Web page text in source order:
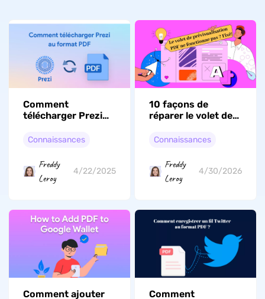
Comment
télécharger Prezi
guide étape par
Connaissances
Freddy
Leroy
4/22/2025
10 façons de
réparer le volet de
PDF dans
fichiers (Windows
10/11)
Connaissances
Freddy
Leroy
4/30/2026
Comment ajouter
Comment